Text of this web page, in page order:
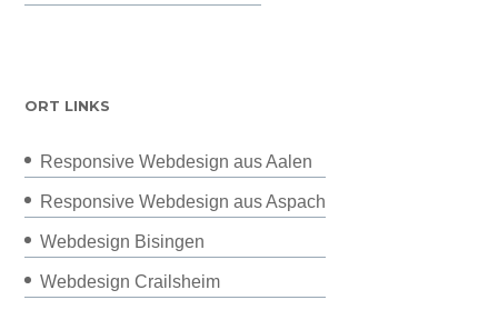
ORT LINKS
Responsive Webdesign aus Aalen
Responsive Webdesign aus Aspach
Webdesign Bisingen
Webdesign Crailsheim